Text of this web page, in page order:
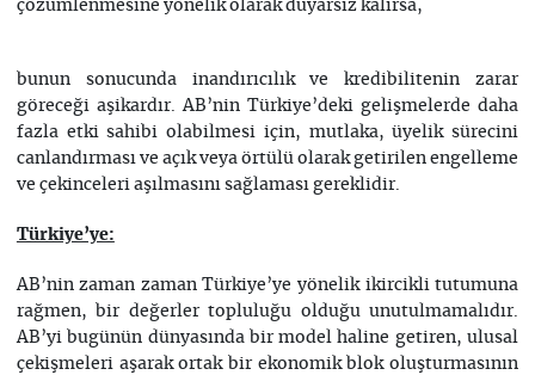
çözümlenmesine yönelik olarak duyarsız kalırsa,
bunun sonucunda inandırıcılık ve kredibilitenin zarar
göreceği aşikardır. AB’nin Türkiye’deki gelişmelerde daha
fazla etki sahibi olabilmesi için, mutlaka, üyelik sürecini
canlandırması ve açık veya örtülü olarak getirilen engelleme
ve çekinceleri aşılmasını sağlaması gereklidir.
Türkiye’ye:
AB’nin zaman zaman Türkiye’ye yönelik ikircikli tutumuna
rağmen, bir değerler topluluğu olduğu unutulmamalıdır.
AB’yi bugünün dünyasında bir model haline getiren, ulusal
çekişmeleri aşarak ortak bir ekonomik blok oluşturmasının